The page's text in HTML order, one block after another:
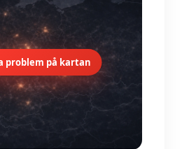
problem på kartan